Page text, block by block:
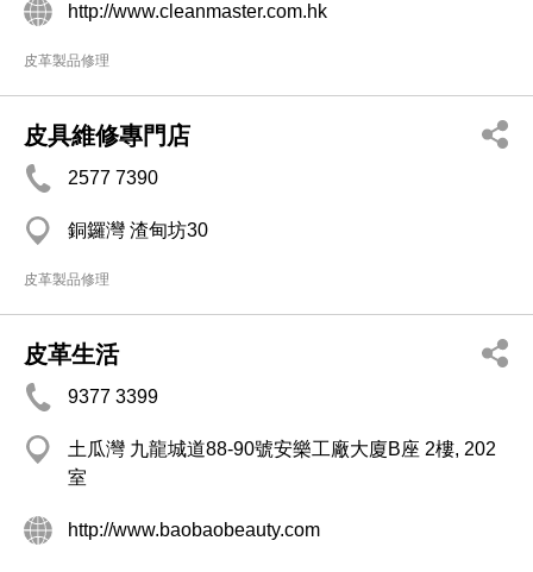
http://www.cleanmaster.com.hk
皮革製品修理
皮具維修專門店
2577 7390
銅鑼灣 渣甸坊30
皮革製品修理
皮革生活
9377 3399
土瓜灣 九龍城道88-90號安樂工廠大廈B座 2樓, 202
室
http://www.baobaobeauty.com